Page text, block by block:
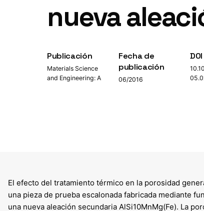
nueva
Publicación
Materials Science
and Engineering: A
Fecha de
publicación
06/2016
DOI
El efecto del tratamiento térmico en la porosidad
una pieza de prueba escalonada fabricada mediante
una nueva aleación secundaria AlSi10MnMg(Fe). La